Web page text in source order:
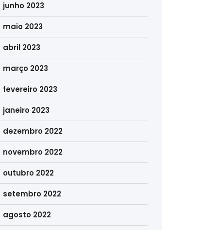
junho 2023
maio 2023
abril 2023
março 2023
fevereiro 2023
janeiro 2023
dezembro 2022
novembro 2022
outubro 2022
setembro 2022
agosto 2022